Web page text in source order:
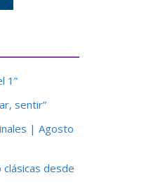
1”
sentir”
| Agosto
clásicas desde